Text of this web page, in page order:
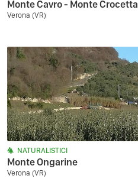
Monte Cavro - Monte Crocetta
Verona (VR)
NATURALISTICI
Monte Ongarine
Verona (VR)